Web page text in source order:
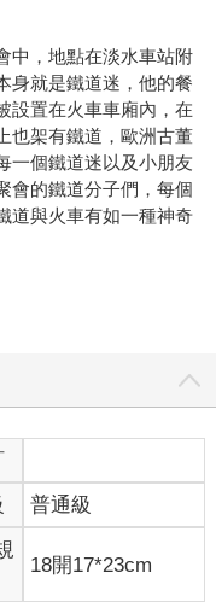
中，地點在淡水車站附
身就是鐵道迷，他的餐
設置在火車車廂內，在
也架有鐵道，歐洲古董
一個鐵道迷以及小朋友
會的鐵道分子們，每個
道與火車有如一種神奇
在最高學府新建的龐大
政雜務。在平日的職場
日本太太將家裡整理得
開始他規劃周密的鐵路
我開始懷疑Z君的日本太
著一種溫暖的喜感，
窩居士林知名的電子
普通級
18開17*23cm